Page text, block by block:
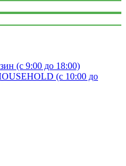
(с 9:00 до 18:00)
(с 10:00 до